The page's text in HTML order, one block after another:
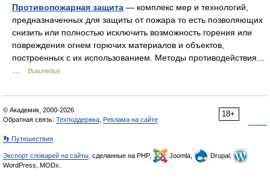
Противопожарная защита — комплекс мер и технологий,
предназначенных для защиты от пожара то есть позволяющих
снизить или полностью исключить возможность горения или
повреждения огнем горючих материалов и объектов,
построенных с их использованием. Методы противодействия…
Википедия
18+
© Академик, 2000-2026
Обратная связь: Техподдержка Реклама на сайте
👣 Путешествия
Экспорт словарей на сайты , сделанные на PHP, Joomla,
Drupal,
WordPress, MODx.